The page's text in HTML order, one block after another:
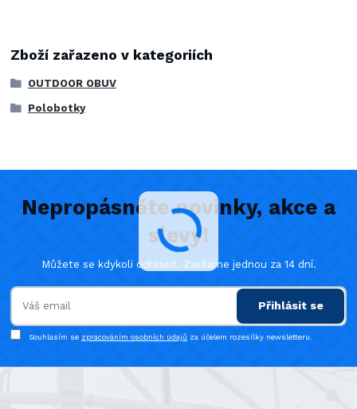
Zboží zařazeno v kategoriích
OUTDOOR OBUV
Polobotky
Nepropásněte novinky, akce a
slevy!
Můžete se kdykoli odhlásit. Zasíláme jednou za 14 dní.
Přihlásit se
Souhlasím se zpracováním osobních údajů za účelem rozesílky newsletteru.